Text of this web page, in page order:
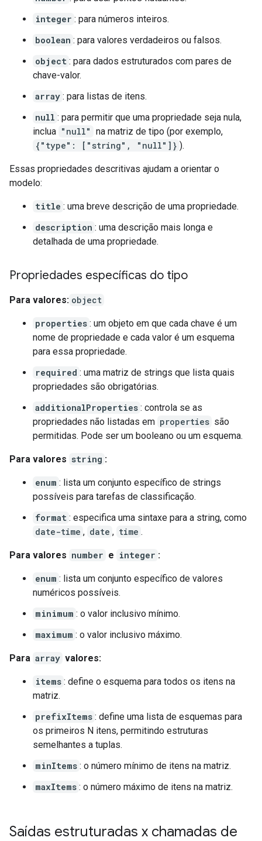
integer : para números inteiros.
boolean : para valores verdadeiros ou falsos.
object : para dados estruturados com pares de
chave-valor.
array : para listas de itens.
null : para permitir que uma propriedade seja nula,
inclua "null" na matriz de tipo (por exemplo,
{"type": ["string", "null"]} ).
Essas propriedades descritivas ajudam a orientar o
modelo:
title : uma breve descrição de uma propriedade.
description : uma descrição mais longa e
detalhada de uma propriedade.
Propriedades específicas do tipo
Para valores: object
properties : um objeto em que cada chave é um
nome de propriedade e cada valor é um esquema
para essa propriedade.
required : uma matriz de strings que lista quais
propriedades são obrigatórias.
additionalProperties : controla se as
propriedades não listadas em properties são
permitidas. Pode ser um booleano ou um esquema.
Para valores string :
enum : lista um conjunto específico de strings
possíveis para tarefas de classificação.
format : especifica uma sintaxe para a string, como
date-time , date , time .
Para valores number e integer :
enum : lista um conjunto específico de valores
numéricos possíveis.
minimum : o valor inclusivo mínimo.
maximum : o valor inclusivo máximo.
Para array valores:
items : define o esquema para todos os itens na
matriz.
prefixItems : define uma lista de esquemas para
os primeiros N itens, permitindo estruturas
semelhantes a tuplas.
minItems : o número mínimo de itens na matriz.
maxItems : o número máximo de itens na matriz.
Saídas estruturadas x chamadas de